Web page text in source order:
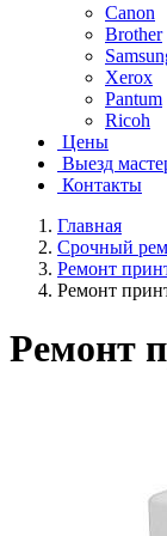
Canon
Brother
Xerox
Pantum
Ricoh
Цены
Выезд
Контакты
Главная
Срочный
Ремонт
Ремонт
Ремонт